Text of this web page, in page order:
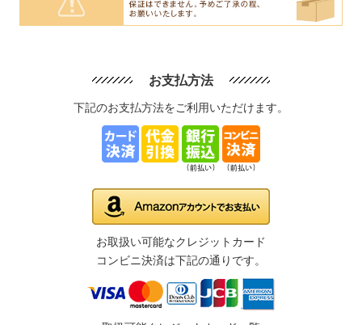
お支払方法
下記のお支払方法をご利用いただけます。
お取扱い可能なクレジットカード
コンビニ決済は下記の通りです。